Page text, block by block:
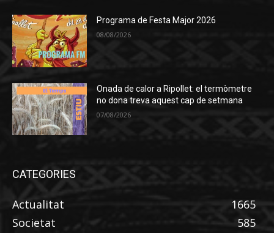
Programa de Festa Major 2026
08/08/2026
Onada de calor a Ripollet: el termòmetre
no dona treva aquest cap de setmana
07/08/2026
CATEGORIES
Actualitat
1665
Societat
585